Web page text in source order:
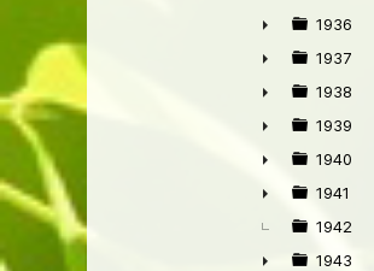
►
►
1936
►
1937
►
1938
►
1939
►
1940
►
1941
1942
1943